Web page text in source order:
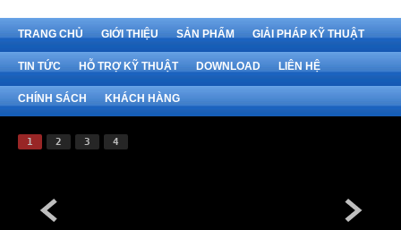
TRANG CHỦ GIỚI THIỆU SẢN PHẨM GIẢI PHÁP KỸ THUẬT
TIN TỨC HỖ TRỢ KỸ THUẬT DOWNLOAD LIÊN HỆ
CHÍNH SÁCH KHÁCH HÀNG
1 2 3 4